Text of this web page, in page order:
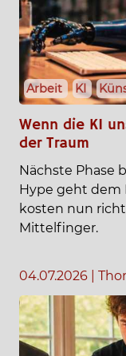
Arbeit KI
Wenn die KI
der Traum
Nächste Phase
Hype geht dem
kosten nun
Mittelfinger.
04.07.2026